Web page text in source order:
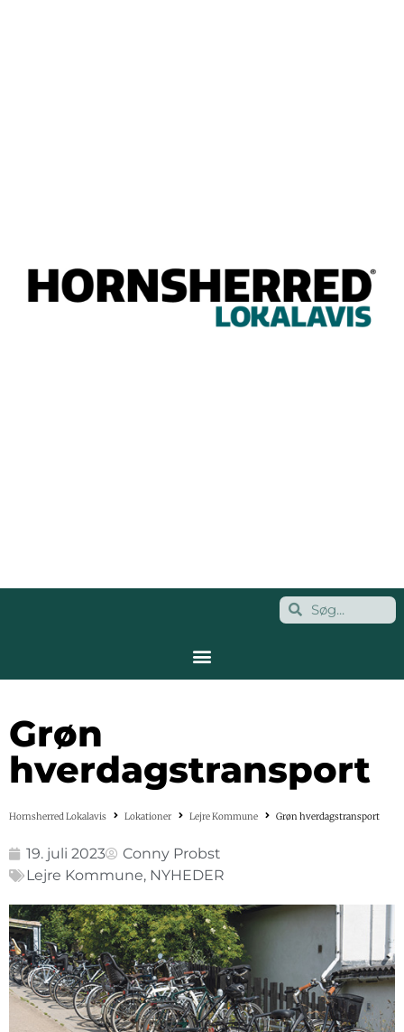
Grøn
hverdagstransport
Hornsherred Lokalavis Lokationer Lejre Kommune Grøn hverdagstransport
19. juli 2023
Conny Probst
Lejre Kommune, NYHEDER